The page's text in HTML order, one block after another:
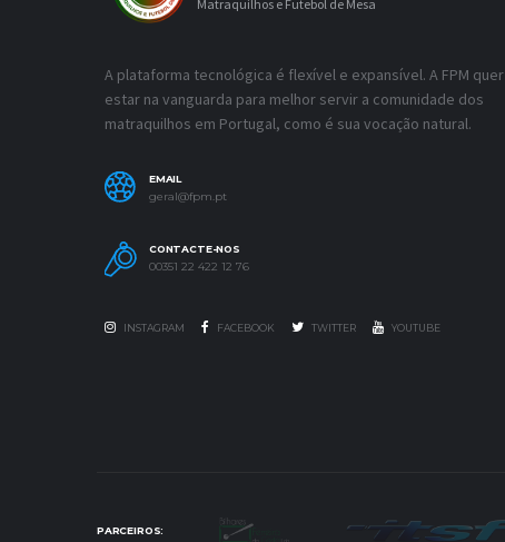
Matraquilhos e Futebol de Mesa
A plataforma tecnológica é flexível e expansível. A FPM quer
estar na vanguarda para melhor servir a comunidade dos
matraquilhos em Portugal, como é sua vocação natural.
EMAIL
geral@fpm.pt
CONTACTE-NOS
00351 22 422 12 76
INSTAGRAM FACEBOOK TWITTER YOUTUBE
PARCEIROS: